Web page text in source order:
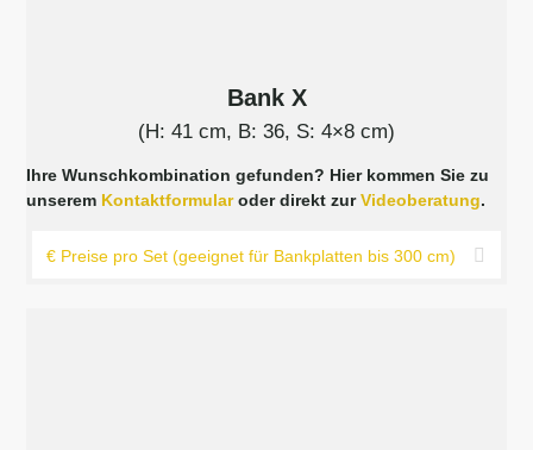
Bank X
(H: 41 cm, B: 36, S: 4×8 cm)
Ihre Wunschkombination gefunden? Hier kommen Sie zu
unserem Kontaktformularoder direkt zurVideoberatung.
€ Preise pro Set (geeignet für Bankplatten bis 300 cm)